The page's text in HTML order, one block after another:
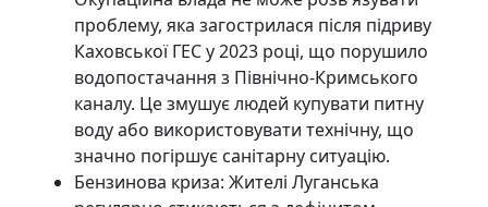
проблему, яка загострилася після підриву
Каховської ГЕС у 2023 році, що порушило
водопостачання з Північно-Кримського
каналу. Це змушує людей купувати питну
воду або використовувати технічну, що
значно погіршує санітарну ситуацію.
Бензинова криза: Жителі Луганська